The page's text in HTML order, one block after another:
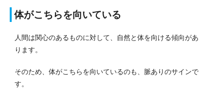
体がこちらを向いている
人間は関心のあるものに対して、自然と体を向ける傾向があ
ります。
そのため、体がこちらを向いているのも、脈ありのサインで
す。